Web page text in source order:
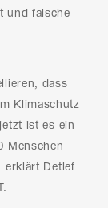
und falsche
dass
Klimaschutz
ist es ein
Menschen
erklärt Detlef